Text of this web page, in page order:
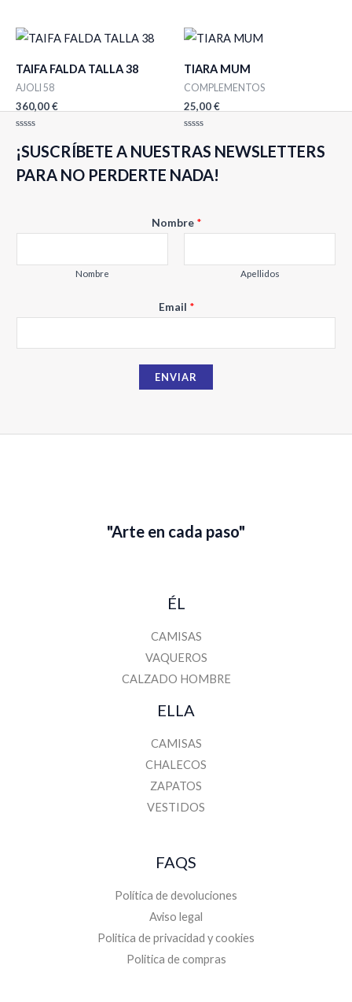
de
5
TAIFA FALDA TALLA 38
AJOLI 58
360,00€
con
0
5
TIARA MUM
COMPLEMENTOS
25,00€
con
0
5
¡SUSCRÍBETE A NUESTRAS NEWSLETTERS
PARA NO PERDERTE NADA!
Nombre *
Nombre Apellidos
m
l
m
Email *
ENVIAR
"Arte en cada paso"
ÉL
CAMISAS
VAQUEROS
CALZADO HOMBRE
ELLA
CAMISAS
CHALECOS
ZAPATOS
VESTIDOS
FAQS
Política de devoluciones
Aviso legal
Politica de privacidad y cookies
Politica de compras